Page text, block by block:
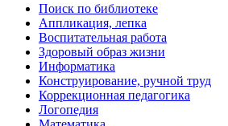
Поиск по библиотеке
Аппликация, лепка
Воспитательная работа
Здоровый образ жизни
Информатика
Конструирование, ручной труд
Коррекционная педагогика
Логопедия